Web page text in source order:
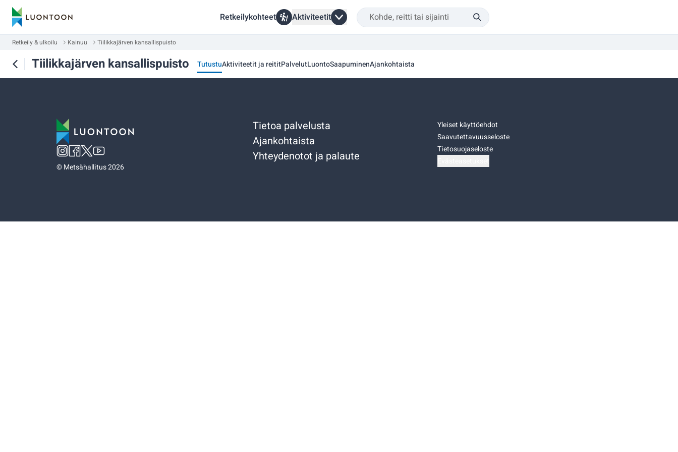
Retkeilykohteet Aktiviteetit
Retkeily & ulkoilu Kainuu Tiilikkajärven kansallispuisto
Tiilikkajärven kansallispuisto TutustuAktiviteetit ja reititPalvelutLuontoSaapuminenAjankohtaista
©Metsähallitus 2026
Tietoa palvelusta
Ajankohtaista
Yhteydenotot ja palaute
Yleiset käyttöehdot
Saavutettavuusseloste
Tietosuojaseloste